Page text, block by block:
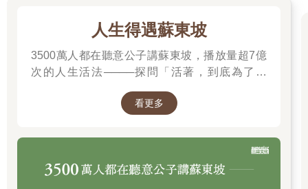
人生得遇蘇東坡
3500萬人都在聽意公子講蘇東坡，播放量超7億
次的人生活法────探問「活著，到底為了什
看更多